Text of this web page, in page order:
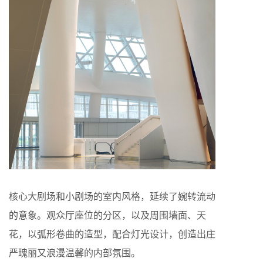
核心大剧场和小剧场的室内风格，延续了婉转流动
的意象。观众厅座位的分区，以及周围墙面、天
花，以弧形卷曲的造型，配合灯光设计，创造出庄
严瑰丽又浪漫温馨的内部氛围。